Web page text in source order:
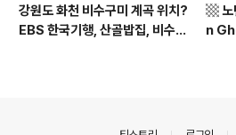
강원도 화천 비수구미 계곡 위치?
EBS 한국기행, 산골밥집, 비수구
▩ 노
n